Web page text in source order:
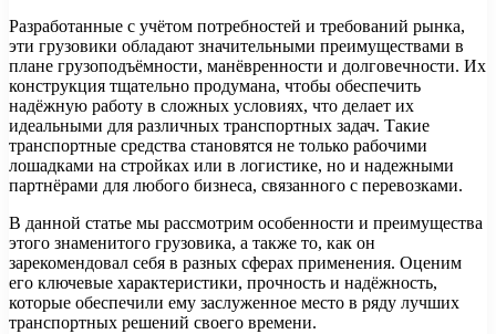
Разработанные с учётом потребностей и требований рынка,
эти грузовики обладают значительными преимуществами в
плане грузоподъёмности, манёвренности и долговечности. Их
конструкция тщательно продумана, чтобы обеспечить
надёжную работу в сложных условиях, что делает их
идеальными для различных транспортных задач. Такие
транспортные средства становятся не только рабочими
лошадками на стройках или в логистике, но и надежными
партнёрами для любого бизнеса, связанного с перевозками.
В данной статье мы рассмотрим особенности и преимущества
этого знаменитого грузовика, а также то, как он
зарекомендовал себя в разных сферах применения. Оценим
его ключевые характеристики, прочность и надёжность,
которые обеспечили ему заслуженное место в ряду лучших
транспортных решений своего времени.